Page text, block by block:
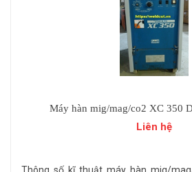
Máy hàn mig/mag/co2 XC 350
Liên hệ